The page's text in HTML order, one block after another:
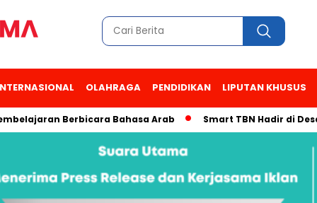
OLAHRAGA PENDIDIKAN LIPUTAN KHUSUS
Berbicara Bahasa Arab Smart TBN Hadir di Desa Wisata